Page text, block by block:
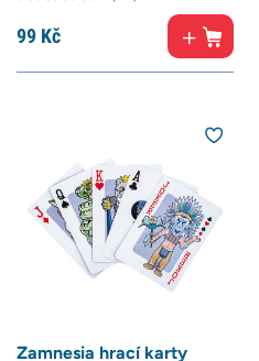
99 Kč
Zamnesia hrací karty